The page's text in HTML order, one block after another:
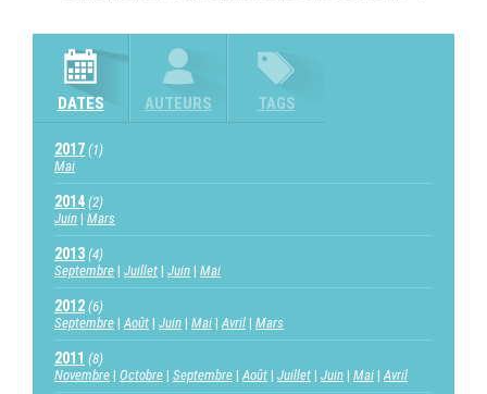
DATES AUTEURS TAGS
2017 (1)
Mai
2014 (2)
Juin Mars
2013 (4)
Septembre Juillet Juin Mai
2012 (6)
Septembre Août Juin Mai Avril Mars
2011 (8)
Novembre Octobre Septembre Août Juillet Juin Mai Avril